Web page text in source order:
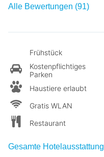
Alle Bewertungen (91)
Frühstück
Kostenpflichtiges
Parken
Haustiere erlaubt
Gratis WLAN
Restaurant
Gesamte Hotelausstattung